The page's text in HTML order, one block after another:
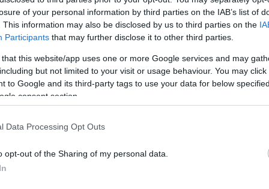
of your personal information by third parties on the IAB’s list of
This information may also be disclosed by us to third parties on the
Participants that may further disclose it to other third parties.
that this website/app uses one or more Google services and may
but not limited to your visit or usage behaviour. You may
to Google and its third-party tags to use your data for below
consent section.
Data Processing Opt Outs
opt-out of the Sharing of my personal data.
La Protezione Civile ha emesso avvisi di allerta
i protocolli di emergenza per gestire la situazione
temporaneamente, mentre i servizi pubblici hanno
dei trasporti. Le autorità hanno esortato i
non necessari.“Stiamo monitorando
per garantire la sicurezza di tutti,”
È davvero importante seguire queste indicazioni